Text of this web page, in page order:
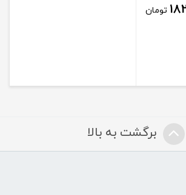
تومان
برگشت به بالا